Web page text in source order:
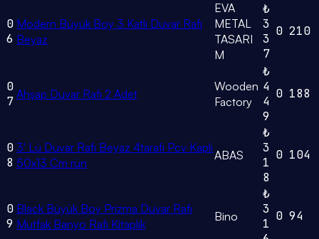
0
6
Modern Büyük Boy 3 Katlı Duvar Rafı
Beyaz
EVA
METAL
TASARI
M
₺
3
3
7
0 210
0
7 Ahşap Duvar Rafı 2 Adet
Wooden
Factory
₺
4
4
9
0 188
0
8
3' Lü Duvar Rafı Beyaz 4tarafı Pcv Kaplı
50x13 Cm rün
ABAS
₺
3
1
8
0 104
0
9
Black Büyük Boy Prizma Duvar Rafı
Mutfak Banyo Rafı Kitaplık
Bino
₺
3
1
0 94